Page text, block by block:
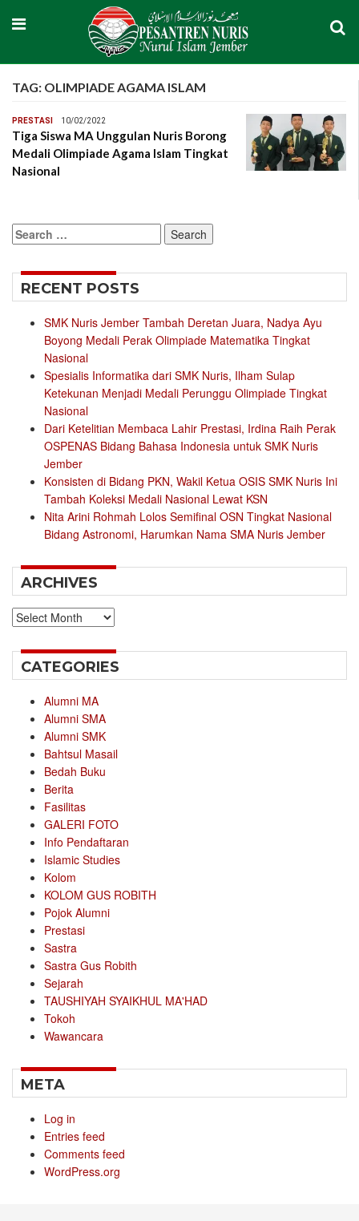
TAG: OLIMPIADE AGAMA ISLAM
PRESTASI 10/02/2022
Tiga Siswa MA Unggulan Nuris Borong
Medali Olimpiade Agama Islam Tingkat
Nasional
Search
for:
RECENT POSTS
SMK Nuris Jember Tambah Deretan Juara, Nadya Ayu
Boyong Medali Perak Olimpiade Matematika Tingkat
Nasional
Spesialis Informatika dari SMK Nuris, Ilham Sulap
Ketekunan Menjadi Medali Perunggu Olimpiade Tingkat
Nasional
Dari Ketelitian Membaca Lahir Prestasi, Irdina Raih Perak
OSPENAS Bidang Bahasa Indonesia untuk SMK Nuris
Jember
Konsisten di Bidang PKN, Wakil Ketua OSIS SMK Nuris Ini
Tambah Koleksi Medali Nasional Lewat KSN
Nita Arini Rohmah Lolos Semifinal OSN Tingkat Nasional
Bidang Astronomi, Harumkan Nama SMA Nuris Jember
ARCHIVES
Archives
CATEGORIES
Alumni MA
Alumni SMA
Alumni SMK
Bahtsul Masail
Bedah Buku
Berita
Fasilitas
GALERI FOTO
Info Pendaftaran
Islamic Studies
Kolom
KOLOM GUS ROBITH
Pojok Alumni
Prestasi
Sastra
Sastra Gus Robith
Sejarah
TAUSHIYAH SYAIKHUL MA'HAD
Tokoh
Wawancara
META
Log in
Entries feed
Comments feed
WordPress.org